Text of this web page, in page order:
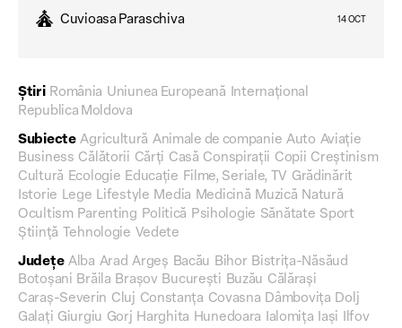
Cuvioasa Paraschiva 14 OCT
Știri România Uniunea Europeană
Internațional
Republica Moldova
Subiecte Agricultură Animale de companie Auto Aviație
Business Călătorii Cărți Casă Conspirații Copii Creștinism
Cultură Ecologie Educație Filme, Seriale, TV Grădinărit
Istorie Lege Lifestyle Media Medicină Muzică Natură
Ocultism Parenting Politică Psihologie Sănătate Sport
Știință
Tehnologie Vedete
Județe Alba Arad Argeș Bacău Bihor Bistrița-Năsăud
Botoșani Brăila Brașov București Buzău Călărași
Caraș-Severin Cluj Constanța Covasna Dâmbovița Dolj
Galați Giurgiu Gorj Harghita Hunedoara Ialomița Iași Ilfov